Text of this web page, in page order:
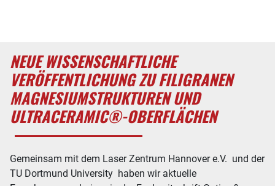
NEUE WISSENSCHAFTLICHE
VERÖFFENTLICHUNG ZU FILIGRANEN
MAGNESIUMSTRUKTUREN UND
ULTRACERAMIC®-OBERFLÄCHEN
Gemeinsam mit dem Laser Zentrum Hannover e.V. und der
TU Dortmund University haben wir aktuelle